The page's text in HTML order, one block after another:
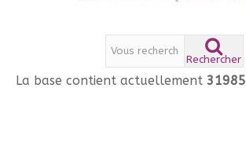
Rechercher
La base contient actuellement 31985